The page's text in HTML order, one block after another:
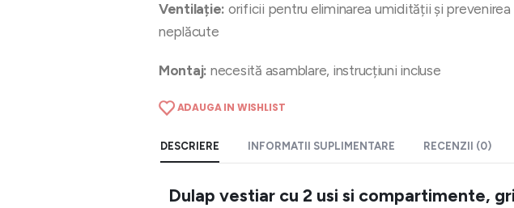
Ventilație: orificii pentru eliminarea umidității și prevenirea
neplăcute
Montaj: necesită asamblare, instrucțiuni incluse
ADAUGA IN WISHLIST
DESCRIERE INFORMATII SUPLIMENTARE RECENZII (0)
Dulap vestiar cu 2 usi si compartimente,